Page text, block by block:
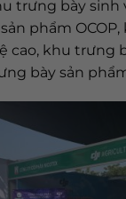
trưng bày sinh
phẩm
cao, khu trưng
bày sản